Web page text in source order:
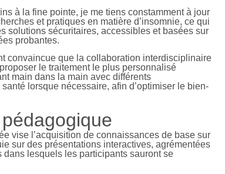
à la fine pointe, je me tiens constamment à jour
et pratiques en matière d’insomnie, ce qui
solutions sécuritaires, accessibles et basées sur
probantes.
convaincue que la collaboration interdisciplinaire
le traitement le plus personnalisé
main dans la main avec différents
lorsque nécessaire, afin d’optimiser le bien-
vise l’acquisition de connaissances de base sur
sur des présentations interactives, agrémentées
dans lesquels les participants sauront se